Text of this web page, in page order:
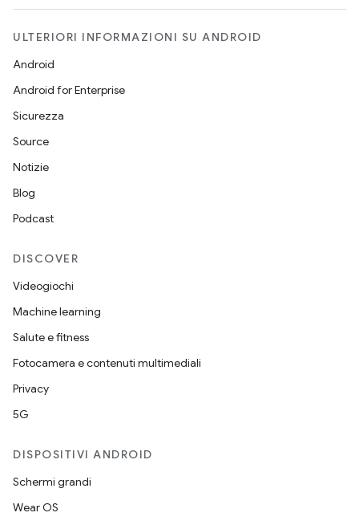
ULTERIORI INFORMAZIONI SU ANDROID
Android
Android for Enterprise
Sicurezza
Source
Notizie
Blog
Podcast
DISCOVER
Videogiochi
Machine learning
Salute e fitness
Fotocamera e contenuti multimediali
Privacy
5G
DISPOSITIVI ANDROID
Schermi grandi
Wear OS